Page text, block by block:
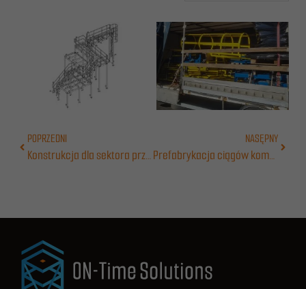
PrevPOPRZEDNI
Konstrukcja dla sektora przemysłu sektor uzdatniania wody
NASĘPNY
Prefabrykacja ciągów komunikacyjnych
Następny